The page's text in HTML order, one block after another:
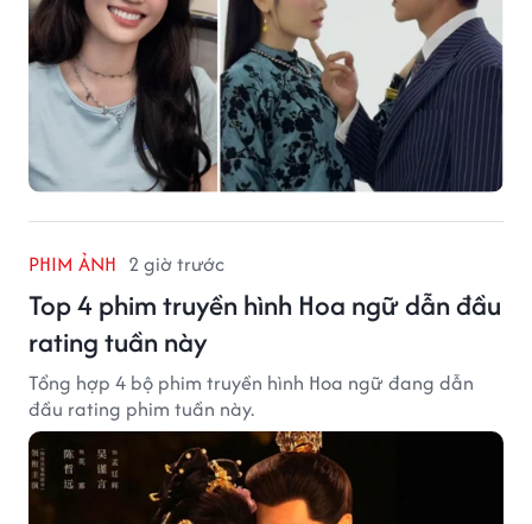
PHIM ẢNH 2 giờ trước
Top 4 phim truyền hình Hoa ngữ dẫn đầu
rating tuần này
Tổng hợp 4 bộ phim truyền hình Hoa ngữ đang dẫn
đầu rating phim tuần này.